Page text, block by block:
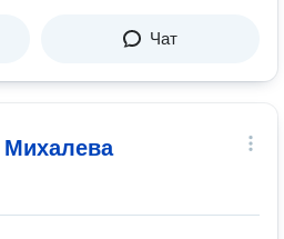
Чат
Михалева